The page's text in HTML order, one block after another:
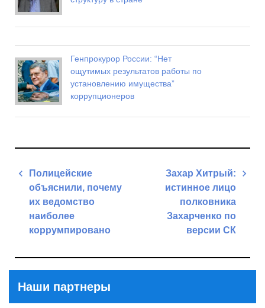
Генпрокурор России: “Нет
ощутимых результатов работы по
установлению имущества”
коррупционеров
Навигация
записям
Полицейские
объяснили, почему
их ведомство
наиболее
коррумпировано
Захар Хитрый:
истинное лицо
полковника
Захарченко по
версии СК
Наши партнеры